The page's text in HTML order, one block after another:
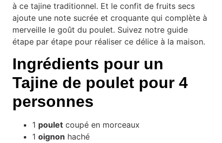
à ce tajine traditionnel. Et le confit de fruits secs
ajoute une note sucrée et croquante qui complète à
merveille le goût du poulet. Suivez notre guide
étape par étape pour réaliser ce délice à la maison.
Ingrédients pour un
Tajine de poulet pour 4
personnes
1 poulet coupé en morceaux
1 oignon haché